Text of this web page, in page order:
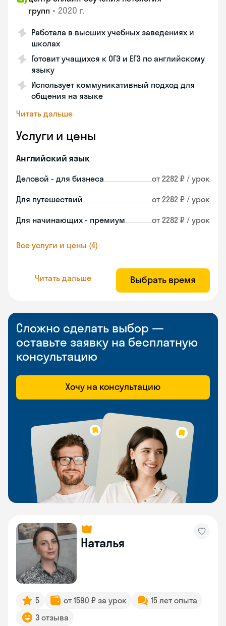
групп • 2020 г.
Работала в высших учебных заведениях и
школах
Готовит учащихся к ОГЭ и ЕГЭ по английскому
языку
Использует коммуникативный подход для
общения на языке
Читать дальше
Услуги и цены
Английский язык
Деловой - для бизнеса от 2282 ₽ / урок
Для путешествий от 2282 ₽ / урок
Для начинающих - премиум от 2282 ₽ / урок
Все услуги и цены (4)
Читать дальше Выбрать время
Сложно сделать выбор —
оставьте заявку на бесплатную
консультацию
Хочу на консультацию
Наталья
5 от 1590 ₽ за урок
15 лет опыта
3 отзыва